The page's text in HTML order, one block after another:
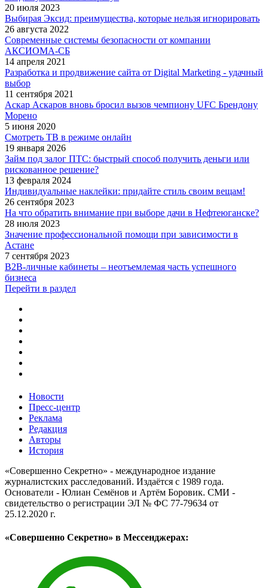
20 июля 2023
Выбирая Эксид: преимущества, которые нельзя игнорировать
26 августа 2022
Современные системы безопасности от компании
АКСИОМА-СБ
14 апреля 2021
Разработка и продвижение сайта от Digital Marketing - удачный
выбор
11 сентября 2021
Аскар Аскаров вновь бросил вызов чемпиону UFC Брендону
Морено
5 июня 2020
Смотреть ТВ в режиме онлайн
19 января 2026
Займ под залог ПТС: быстрый способ получить деньги или
рискованное решение?
13 февраля 2024
Индивидуальные наклейки: придайте стиль своим вещам!
26 сентября 2023
На что обратить внимание при выборе дачи в Нефтеюганске?
28 июля 2023
Значение профессиональной помощи при зависимости в
Астане
7 сентября 2023
B2B-личные кабинеты – неотъемлемая часть успешного
бизнеса
Перейти в раздел
Новости
Пресс-центр
Реклама
Редакция
Авторы
История
«Совершенно Секретно» - международное издание
журналистских расследований. Издаётся с 1989 года.
Основатели - Юлиан Семёнов и Артём Боровик. CМИ -
свидетельство о регистрации ЭЛ № ФС 77-79634 от
25.12.2020 г.
«Совершенно Секретно» в Мессенджерах: